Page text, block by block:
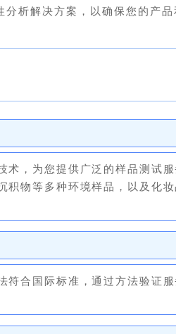
析解决方案，以确保您的产
术，为您提供广泛的样品测试
积物等多种环境样品，以及化
符合国际标准，通过方法验证